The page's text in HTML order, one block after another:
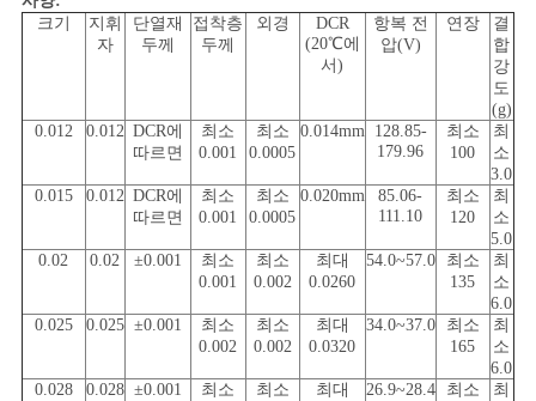
트
맵
PRIVACY
크기
지휘
자
단열재
두께
접착층
두께
외경
DCR
(20℃에
서)
항복 전
압(V)
연장
결
합
강
도
(g)
0.012
0.012 DCR에
따르면
최소
0.001
최소
0.0005
0.014mm
128.85-
179.96
최소
100
최
소
3.0
0.015
0.012 DCR에
따르면
최소
0.001
최소
0.0005
0.020mm
85.06-
111.10
최소
120
최
소
5.0
0.02
0.02 ±0.001
최소
0.001
최소
0.002
최대
0.0260
54.0~57.0
최소
135
최
소
6.0
0.025
0.025 ±0.001
최소
0.002
최소
0.002
최대
0.0320
34.0~37.0
최소
165
최
소
6.0
0.028
0.028 ±0.001
최소
최소
최대
26.9~28.4
최소
최